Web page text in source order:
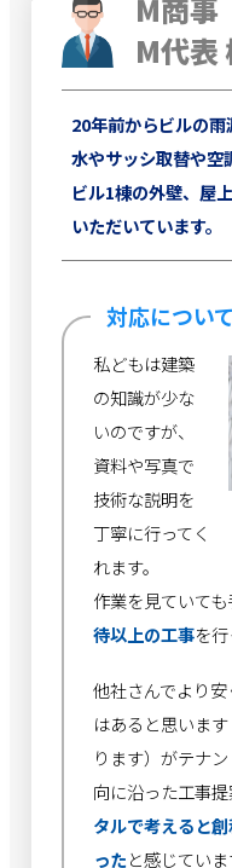
M商事
M代表
20年前からビルの
水やサッシ取替や空
ビル1棟の外壁、屋
いただいています。
対応について
私どもは建築
の知識が少な
いのですが、
資料や写真で
技術な説明を
丁寧に行ってく
れます。
作業を見ていて
待以上の工事を行
他社さんでより
はあると思いま
ります）がテナ
向に沿った工事
タルで考えると
ったと感じていま